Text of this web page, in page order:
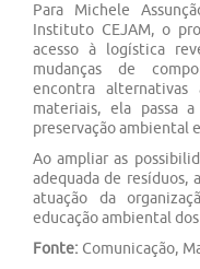
Para Michele
Instituto CEJAM, o
acesso à logística
mudanças de
encontra alternativas
materiais, ela passa
preservação ambiental
Ao ampliar as
adequada de
atuação da
educação ambiental
Fonte: Comunicação,